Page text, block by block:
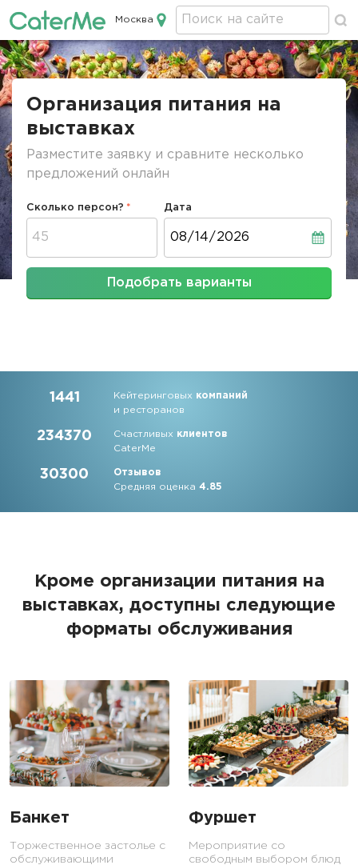
Кейтеринг в Москве
Москва
Строка
Организация питания на
выставках
Разместите заявку и сравните несколько
предложений онлайн
Сколько персон? Дата
Подобрать варианты
1441 Кейтеринговых компаний
и ресторанов
234370 Счастливых клиентов
CaterMe
30300
Отзывов
Средняя оценка4.85
Кроме организации питания на
выставках, доступны следующие
форматы обслуживания
Банкет
Торжественное застолье с
обслуживающими
Фуршет
Мероприятие со
свободным выбором блюд